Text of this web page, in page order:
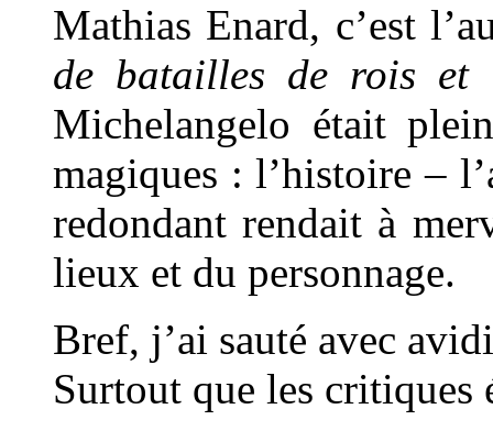
Mathias Enard, c’est
de batailles de rois et
Michelangelo était
magiques : l’histoire –
redondant rendait à
lieux et du personnage.
Bref, j’ai sauté avec
Surtout que les critiques